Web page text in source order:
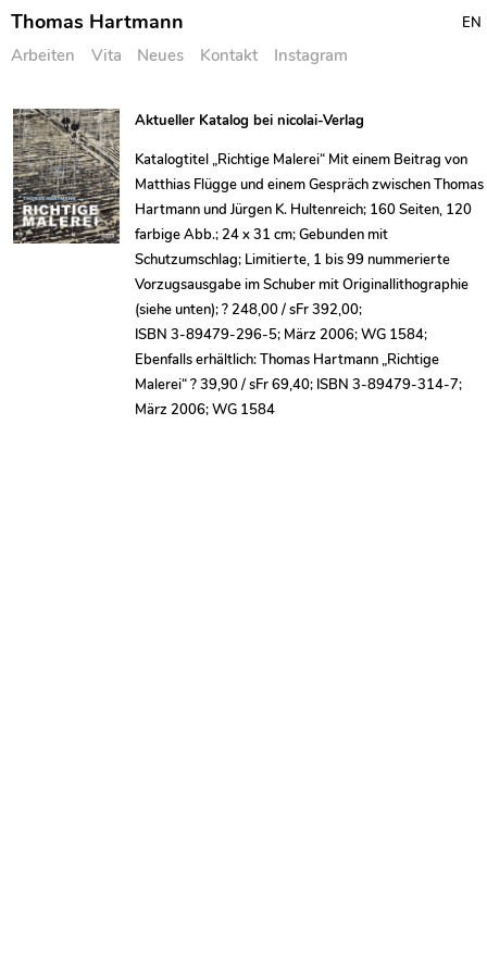
Skip
content
Thomas Hartmann
Arbeiten Vita Neues Kontakt Instagram
EN
Aktueller Katalog bei nicolai-Verlag
Katalogtitel „Richtige Malerei“ Mit einem Beitrag von
Matthias Flügge und einem Gespräch zwischen Thomas
Hartmann und Jürgen K. Hultenreich; 160 Seiten, 120
farbige Abb.; 24 x 31 cm; Gebunden mit
Schutzumschlag; Limitierte, 1 bis 99 nummerierte
Vorzugsausgabe im Schuber mit Originallithographie
(siehe unten); ? 248,00 / sFr 392,00;
ISBN 3-89479-296-5; März 2006; WG 1584;
Ebenfalls erhältlich: Thomas Hartmann „Richtige
Malerei“ ? 39,90 / sFr 69,40; ISBN 3-89479-314-7;
März 2006; WG 1584